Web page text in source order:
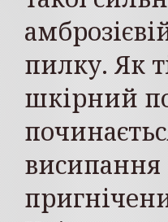
пилку. Як
шкірний
висипання